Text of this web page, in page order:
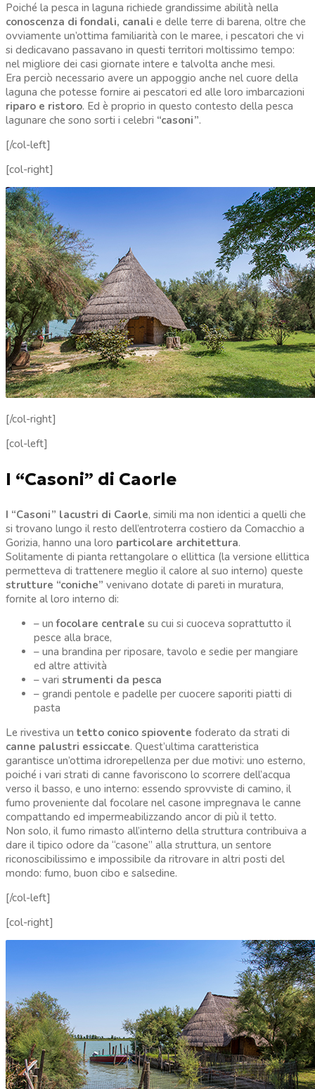
Poiché la pesca in laguna richiede grandissime abilità nella
conoscenza di fondali, canali e delle terre di barena, oltre che
ovviamente un’ottima familiarità con le maree, i pescatori che vi
si dedicavano passavano in questi territori moltissimo tempo:
nel migliore dei casi giornate intere e talvolta anche mesi.
Era perciò necessario avere un appoggio anche nel cuore della
laguna che potesse fornire ai pescatori ed alle loro imbarcazioni
riparo e ristoro. Ed è proprio in questo contesto della pesca
lagunare che sono sorti i celebri “casoni”.
[/col-left]
[col-right]
[/col-right]
[col-left]
I “Casoni” di Caorle
I “Casoni” lacustri di Caorle, simili ma non identici a quelli che
si trovano lungo il resto dell’entroterra costiero da Comacchio a
Gorizia, hanno una loro particolare architettura.
Solitamente di pianta rettangolare o ellittica (la versione ellittica
permetteva di trattenere meglio il calore al suo interno) queste
strutture “coniche” venivano dotate di pareti in muratura,
fornite al loro interno di:
– unfocolare centrale su cui si cuoceva soprattutto il
pesce alla brace,
– una brandina per riposare, tavolo e sedie per mangiare
ed altre attività
– vari strumenti da pesca
– grandi pentole e padelle per cuocere saporiti piatti di
pasta
Le rivestiva un tetto conico spiovente foderato da strati di
canne palustri essiccate. Quest’ultima caratteristica
garantisce un’ottima idrorepellenza per due motivi: uno esterno,
poiché i vari strati di canne favoriscono lo scorrere dell’acqua
verso il basso, e uno interno: essendo sprovviste di camino, il
fumo proveniente dal focolare nel casone impregnava le canne
compattando ed impermeabilizzando ancor di più il tetto.
Non solo, il fumo rimasto all’interno della struttura contribuiva a
dare il tipico odore da “casone” alla struttura, un sentore
riconoscibilissimo e impossibile da ritrovare in altri posti del
mondo: fumo, buon cibo e salsedine.
[/col-left]
[col-right]